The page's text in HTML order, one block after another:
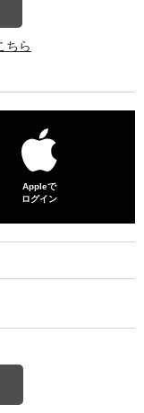
ちら
Appleで
ログイン